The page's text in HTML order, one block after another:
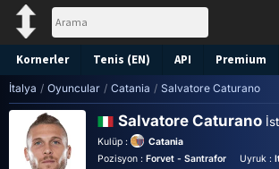
Kornerler Tenis (EN) API Premium
İtalya / Oyuncular / Catania / Salvatore Caturano
Salvatore Caturano
Kulüp :
Catania
Pozisyon : Forvet - Santrafor Uyruk :